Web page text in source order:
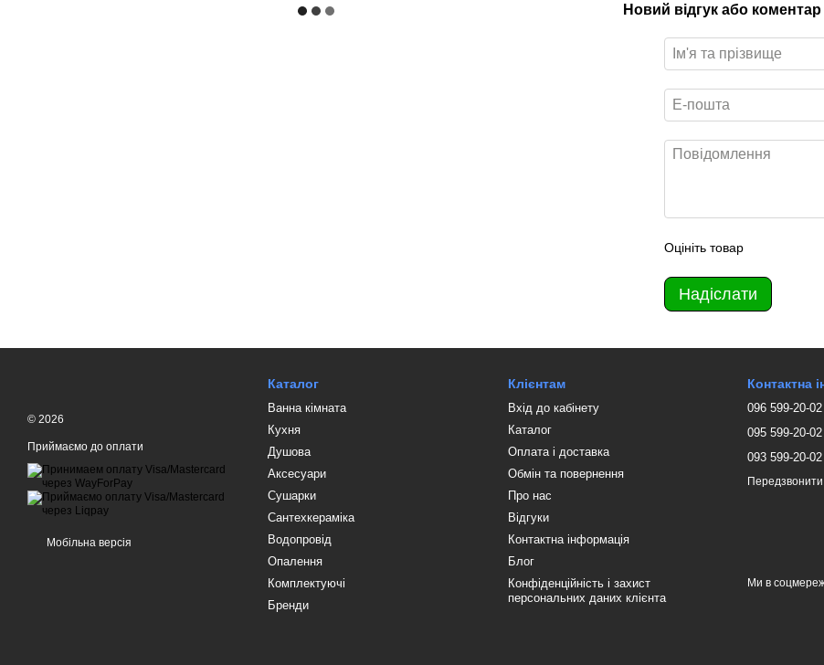
Новий відгук або коментар
Оцініть товар
Надіслати
© 2026
Приймаємо до оплати
Мобільна версія
Каталог
Ванна кімната
Кухня
Душова
Аксесуари
Сушарки
Сантехкераміка
Водопровід
Опалення
Комплектуючі
Бренди
Клієнтам
Вхід до кабінету
Каталог
Оплата і доставка
Обмін та повернення
Про нас
Відгуки
Контактна інформація
Блог
Конфіденційність і захист
персональних даних клієнта
Контактна
096 599-20-02
095 599-20-02
093 599-20-02
Ми в